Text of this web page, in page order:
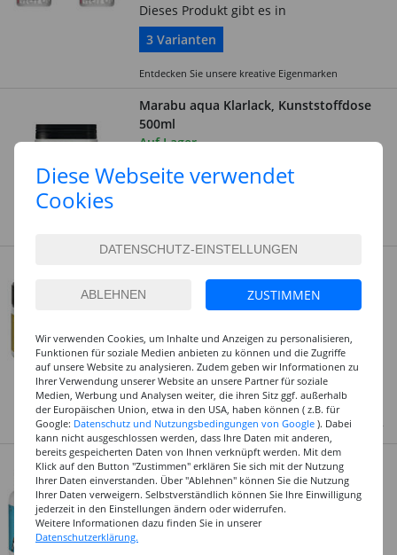
Dieses Produkt gibt es in
3 Varianten
Entdecken Sie unsere kreative Eigenmarken
Marabu aqua Klarlack, Kunststoffdose
500ml
Auf Lager
18,99 €
Verschiedene Ausführungen
ab 4,99 €
Art.Nr.: CKR7940_Parent
Dieses Produkt gibt es in
6 Varianten
Kennen Sie schon unsere EigenmarkeCREATE IT EASY
Kreul Hobby Line Acryl-Lack, 275 ml -
Verschiedene Ausführungen
ab16,99 €
(1 l = 61.78 EUR)
Diese Webseite verwendet
Cookies
ZUSTIMMEN
Wir verwenden Cookies, um Inhalte und Anzeigen zu personalisieren,
Funktionen für soziale Medien anbieten zu können und die Zugriffe
auf unsere Website zu analysieren. Zudem geben wir Informationen zu
Ihrer Verwendung unserer Website an unsere Partner für soziale
Medien, Werbung und Analysen weiter, die ihren Sitz ggf. außerhalb
der Europäischen Union, etwa in den USA, haben können ( z.B. für
Google: Datenschutz und Nutzungsbedingungen von Google ). Dabei
kann nicht ausgeschlossen werden, dass Ihre Daten mit anderen,
bereits gespeicherten Daten von Ihnen verknüpft werden. Mit dem
Klick auf den Button "Zustimmen" erklären Sie sich mit der Nutzung
Ihrer Daten einverstanden. Über "Ablehnen" können Sie die Nutzung
Ihrer Daten verweigern. Selbstverständlich können Sie Ihre Einwilligung
jederzeit in den Einstellungen ändern oder widerrufen.
Weitere Informationen dazu finden Sie in unserer
Datenschutzerklärung.